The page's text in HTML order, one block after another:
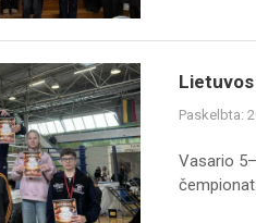
Paskelbta:
Vasario